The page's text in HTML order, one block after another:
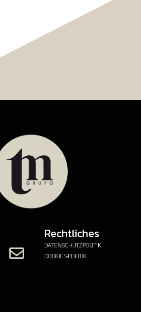
Rechtliches
DATENSCHUTZPOLITIK
COOKIES-POLITIK